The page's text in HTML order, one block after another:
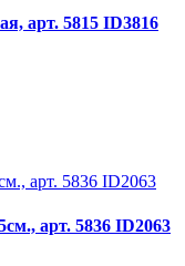
арт. 5815 ID3816
арт. 5836 ID2063